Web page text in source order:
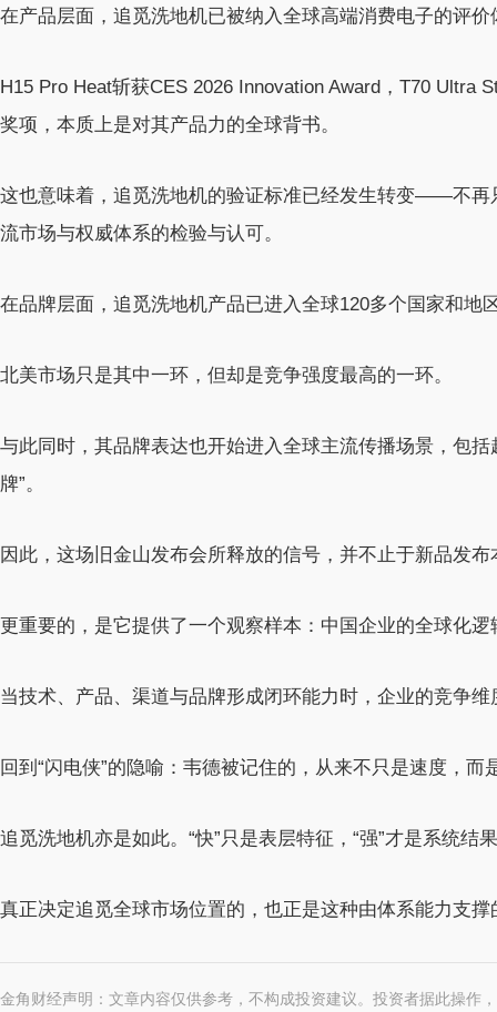
在产品层面，追觅洗地机已被纳入全球高端消费电子的评价
H15 Pro Heat斩获CES 2026 Innovation Award，T70 Ultra
奖项，本质上是对其产品力的全球背书。
这也意味着，追觅洗地机的验证标准已经发生转变——不再
流市场与权威体系的检验与认可。
在品牌层面，追觅洗地机产品已进入全球120多个国家和地
北美市场只是其中一环，但却是竞争强度最高的一环。
与此同时，其品牌表达也开始进入全球主流传播场景，包
牌”。
因此，这场旧金山发布会所释放的信号，并不止于新品发布
更重要的，是它提供了一个观察样本：中国企业的全球化逻
当技术、产品、渠道与品牌形成闭环能力时，企业的竞争
回到“闪电侠”的隐喻：韦德被记住的，从来不只是速度，
追觅洗地机亦是如此。“快”只是表层特征，“强”才是系统结
真正决定追觅全球市场位置的，也正是这种由体系能力支撑
金角财经声明：文章内容仅供参考，不构成投资建议。投资者据此操作